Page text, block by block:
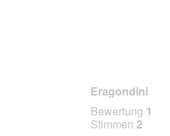
Eragondini
Bewertung 1
Stimmen 2